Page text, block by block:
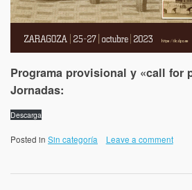
Programa provisional y «call for
Jornadas:
Descarga
Posted in Sin categoría Leave a comment